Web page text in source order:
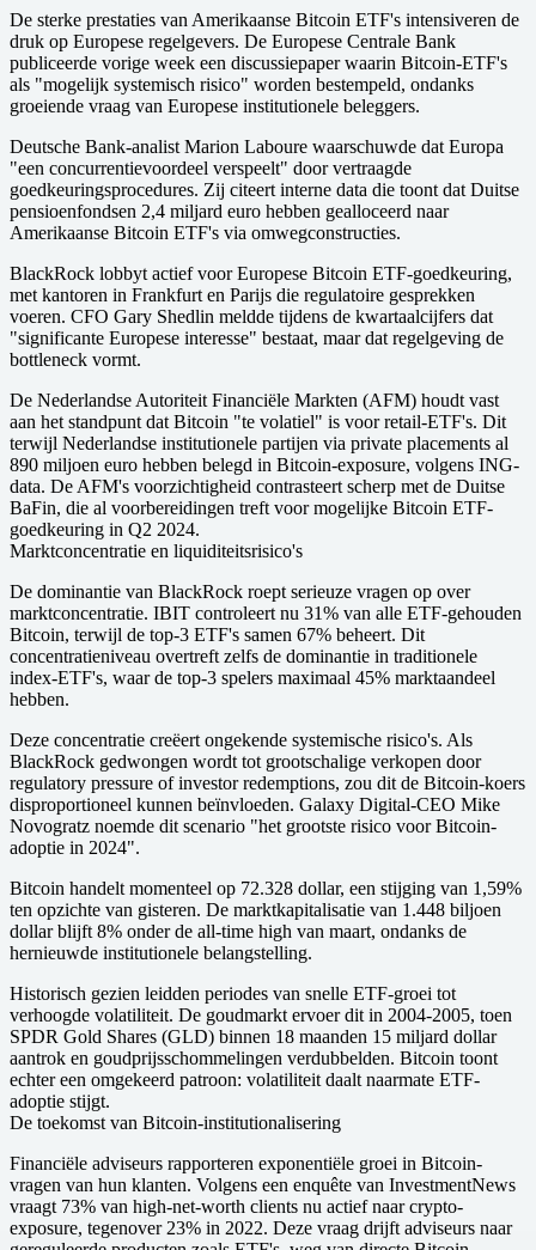
De sterke prestaties van Amerikaanse Bitcoin ETF's intensiveren de
druk op Europese regelgevers. De Europese Centrale Bank
publiceerde vorige week een discussiepaper waarin Bitcoin-ETF's
als "mogelijk systemisch risico" worden bestempeld, ondanks
groeiende vraag van Europese institutionele beleggers.
Deutsche Bank-analist Marion Laboure waarschuwde dat Europa
"een concurrentievoordeel verspeelt" door vertraagde
goedkeuringsprocedures. Zij citeert interne data die toont dat Duitse
pensioenfondsen 2,4 miljard euro hebben gealloceerd naar
Amerikaanse Bitcoin ETF's via omwegconstructies.
BlackRock lobbyt actief voor Europese Bitcoin ETF-goedkeuring,
met kantoren in Frankfurt en Parijs die regulatoire gesprekken
voeren. CFO Gary Shedlin meldde tijdens de kwartaalcijfers dat
"significante Europese interesse" bestaat, maar dat regelgeving de
bottleneck vormt.
De Nederlandse Autoriteit Financiële Markten (AFM) houdt vast
aan het standpunt dat Bitcoin "te volatiel" is voor retail-ETF's. Dit
terwijl Nederlandse institutionele partijen via private placements al
890 miljoen euro hebben belegd in Bitcoin-exposure, volgens ING-
data. De AFM's voorzichtigheid contrasteert scherp met de Duitse
BaFin, die al voorbereidingen treft voor mogelijke Bitcoin ETF-
goedkeuring in Q2 2024.
Marktconcentratie en liquiditeitsrisico's
De dominantie van BlackRock roept serieuze vragen op over
marktconcentratie. IBIT controleert nu 31% van alle ETF-gehouden
Bitcoin, terwijl de top-3 ETF's samen 67% beheert. Dit
concentratieniveau overtreft zelfs de dominantie in traditionele
index-ETF's, waar de top-3 spelers maximaal 45% marktaandeel
hebben.
Deze concentratie creëert ongekende systemische risico's. Als
BlackRock gedwongen wordt tot grootschalige verkopen door
regulatory pressure of investor redemptions, zou dit de Bitcoin-koers
disproportioneel kunnen beïnvloeden. Galaxy Digital-CEO Mike
Novogratz noemde dit scenario "het grootste risico voor Bitcoin-
adoptie in 2024".
Bitcoin handelt momenteel op 72.328 dollar, een stijging van 1,59%
ten opzichte van gisteren. De marktkapitalisatie van 1.448 biljoen
dollar blijft 8% onder de all-time high van maart, ondanks de
hernieuwde institutionele belangstelling.
Historisch gezien leidden periodes van snelle ETF-groei tot
verhoogde volatiliteit. De goudmarkt ervoer dit in 2004-2005, toen
SPDR Gold Shares (GLD) binnen 18 maanden 15 miljard dollar
aantrok en goudprijsschommelingen verdubbelden. Bitcoin toont
echter een omgekeerd patroon: volatiliteit daalt naarmate ETF-
adoptie stijgt.
De toekomst van Bitcoin-institutionalisering
Financiële adviseurs rapporteren exponentiële groei in Bitcoin-
vragen van hun klanten. Volgens een enquête van InvestmentNews
vraagt 73% van high-net-worth clients nu actief naar crypto-
exposure, tegenover 23% in 2022. Deze vraag drijft adviseurs naar